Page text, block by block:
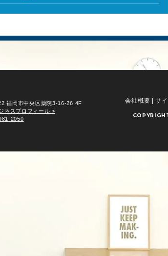
福岡市中央区薬院3-16-26 4F
ネスプロフィール >
2050
会社概要 |サ